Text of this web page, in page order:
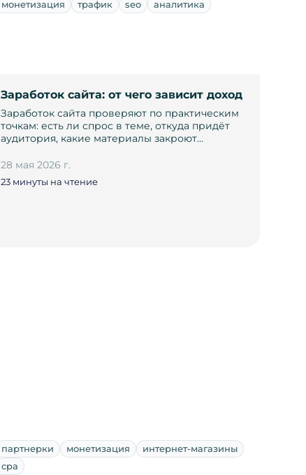
монетизация трафик seo аналитика
Заработок сайта: от чего зависит доход
Заработок сайта проверяют по практическим
точкам: есть ли спрос в теме, откуда придёт
аудитория, какие материалы закроют…
28 мая 2026 г.
23 минуты на чтение
партнерки монетизация
интернет-магазины
cpa